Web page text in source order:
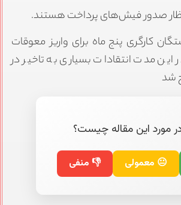
صدور فیش‌های پرداخت هستند.
کارگری پنج ماه برای واریز معوقات
این مدت انتقادات بسیاری به تاخیر در
شد
مورد این مقاله چیست؟
😐 معمولی 👎 منفی